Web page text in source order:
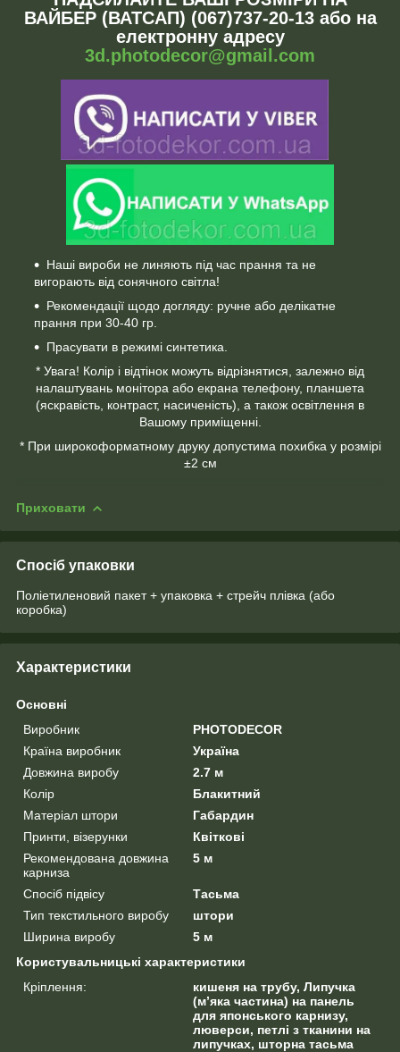
ВАЙБЕР (ВАТСАП) (067)737-20-13 або на
електронну адресу
3d.photodecor@gmail.com
Наші вироби не линяють під час прання та не
вигорають від сонячного світла!
Рекомендації щодо догляду: ручне або делікатне
прання при 30-40 гр.
Прасувати в режимі синтетика.
* Увага! Колір і відтінок можуть відрізнятися, залежно від
налаштувань монітора або екрана телефону, планшета
(яскравість, контраст, насиченість), а також освітлення в
Вашому приміщенні.
* При широкоформатному друку допустима похибка у розмірі
±2 см
Приховати
Спосіб упаковки
Поліетиленовий пакет + упаковка + стрейч плівка (або
коробка)
Характеристики
Основні
Виробник
PHOTODECOR
Країна виробник
Україна
Довжина виробу
2.7 м
Колір
Блакитний
Матеріал штори
Габардин
Принти, візерунки
Квіткові
Рекомендована довжина
карниза
5 м
Спосіб підвісу
Тасьма
Тип текстильного виробу
штори
Ширина виробу
5 м
Користувальницькі характеристики
Кріплення:
кишеня на трубу, Липучка
(м’яка частина) на панель
для японського карнизу,
люверси, петлі з тканини на
липучках, шторна тасьма